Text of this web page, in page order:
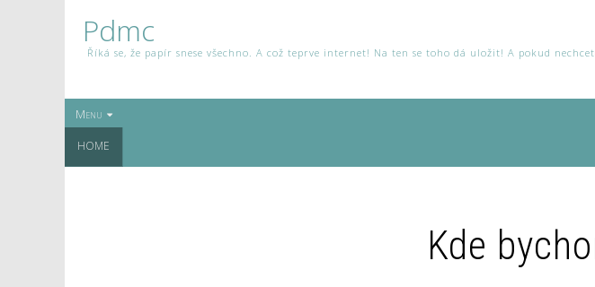
Pdmc
Říká se, že papír snese všechno. A což teprve internet! Na ten se toho dá uložit! A pokud
Menu
HOME
Kde